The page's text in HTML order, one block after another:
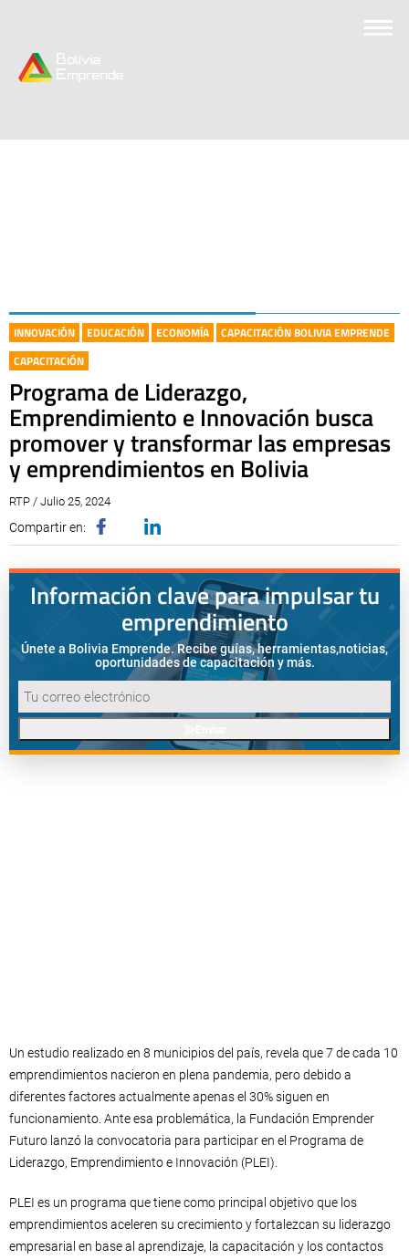
INNOVACIÓN EDUCACIÓN ECONOMÍA
CAPACITACIÓN BOLIVIA EMPRENDE
CAPACITACIÓN
Programa de Liderazgo,
Emprendimiento e Innovación busca
promover y transformar las empresas
y emprendimientos en Bolivia
RTP / Julio 25, 2024
Compartir en:
Información clave para impulsar tu
emprendimiento
Únete a Bolivia Emprende. Recibe guías, herramientas,noticias,
oportunidades de capacitación y más.
Un estudio realizado en 8 municipios del país, revela que 7 de cada 10
emprendimientos nacieron en plena pandemia, pero debido a
diferentes factores actualmente apenas el 30% siguen en
funcionamiento. Ante esa problemática, la Fundación Emprender
Futuro lanzó la convocatoria para participar en el Programa de
Liderazgo, Emprendimiento e Innovación (PLEI).
PLEI es un programa que tiene como principal objetivo que los
emprendimientos aceleren su crecimiento y fortalezcan su liderazgo
empresarial en base al aprendizaje, la capacitación y los contactos